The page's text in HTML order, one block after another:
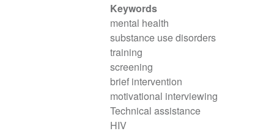
Keywords
mental health
substance use disorders
training
screening
brief intervention
motivational interviewing
Technical assistance
HIV